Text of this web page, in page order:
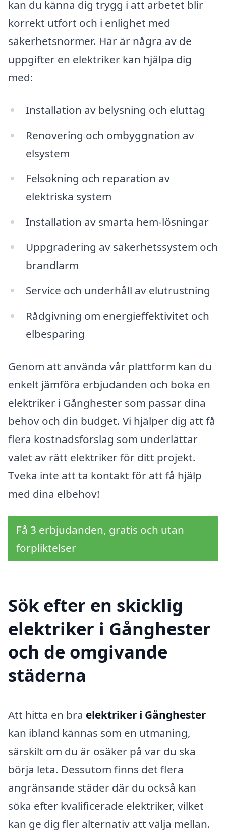
kan du känna dig trygg i att arbetet blir
korrekt utfört och i enlighet med
säkerhetsnormer. Här är några av de
uppgifter en elektriker kan hjälpa dig
med:
Installation av belysning och eluttag
Renovering och ombyggnation av
elsystem
Felsökning och reparation av
elektriska system
Installation av smarta hem-lösningar
Uppgradering av säkerhetssystem och
brandlarm
Service och underhåll av elutrustning
Rådgivning om energieffektivitet och
elbesparing
Genom att använda vår plattform kan du
enkelt jämföra erbjudanden och boka en
elektriker i Gånghester som passar dina
behov och din budget. Vi hjälper dig att få
flera kostnadsförslag som underlättar
valet av rätt elektriker för ditt projekt.
Tveka inte att ta kontakt för att få hjälp
med dina elbehov!
Få 3 erbjudanden, gratis och utan
förpliktelser
Sök efter en skicklig
elektriker i Gånghester
och de omgivande
städerna
Att hitta en bra elektriker i Gånghester
kan ibland kännas som en utmaning,
särskilt om du är osäker på var du ska
börja leta. Dessutom finns det flera
angränsande städer där du också kan
söka efter kvalificerade elektriker, vilket
kan ge dig fler alternativ att välja mellan.